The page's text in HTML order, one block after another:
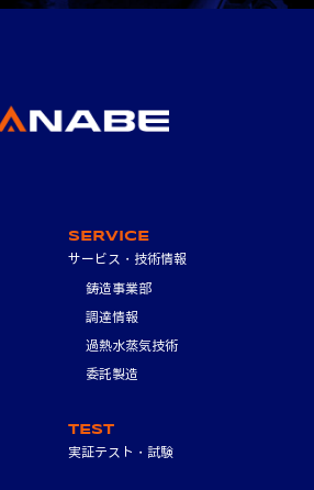
SERVICE
サービス・技術情報
鋳造事業部
調達情報
過熱水蒸気技術
委託製造
TEST
実証テスト・試験